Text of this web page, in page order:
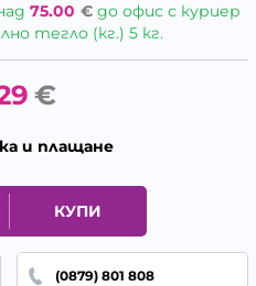
75.00 €до офис с куриер
тегло (кг.) 5 кг.
€
и плащане
КУПИ
(0879) 801 808